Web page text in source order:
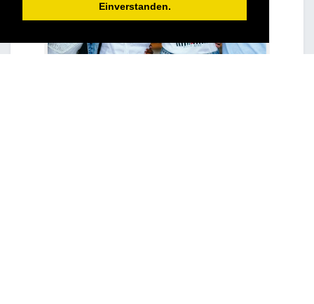
Einverstanden.